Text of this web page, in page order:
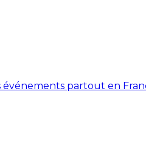
événements partout en